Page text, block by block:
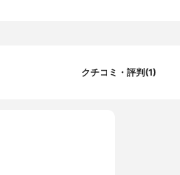
クチコミ・評判(1)